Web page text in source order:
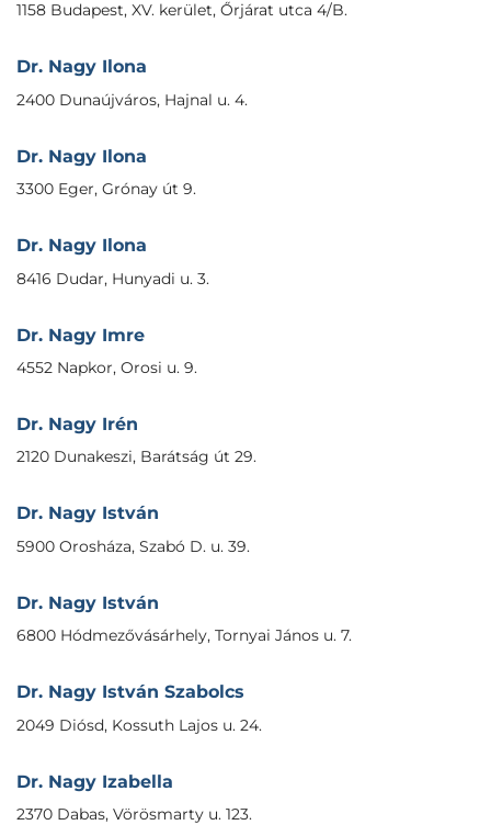
1158 Budapest, XV. kerület, Őrjárat utca 4/B.
Dr. Nagy Ilona
2400 Dunaújváros, Hajnal u. 4.
Dr. Nagy Ilona
3300 Eger, Grónay út 9.
Dr. Nagy Ilona
8416 Dudar, Hunyadi u. 3.
Dr. Nagy Imre
4552 Napkor, Orosi u. 9.
Dr. Nagy Irén
2120 Dunakeszi, Barátság út 29.
Dr. Nagy István
5900 Orosháza, Szabó D. u. 39.
Dr. Nagy István
6800 Hódmezővásárhely, Tornyai János u. 7.
Dr. Nagy István Szabolcs
2049 Diósd, Kossuth Lajos u. 24.
Dr. Nagy Izabella
2370 Dabas, Vörösmarty u. 123.